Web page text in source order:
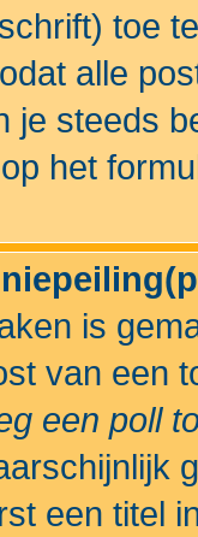
toe
alle
je steeds
het
is
van een
een poll
een titel